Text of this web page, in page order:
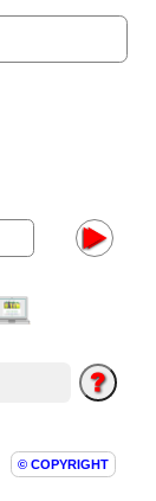
© COPYRIGHT